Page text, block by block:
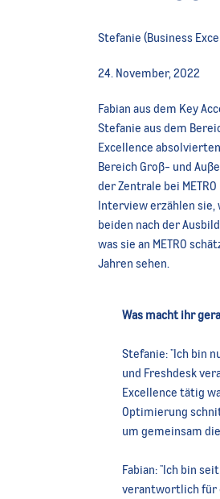
Stefanie (Business
24. November, 2022
Fabian aus dem Key
Stefanie aus dem
Excellence
Bereich Groß- und
der Zentrale bei
Interview erzählen sie,
beiden nach der
was sie an METRO
Jahren sehen.
Was macht ihr
Stefanie: "Ich bin
und Freshdesk
Excellence tätig
Optimierung
um gemeinsam
Fabian: "Ich bin
verantwortlich für